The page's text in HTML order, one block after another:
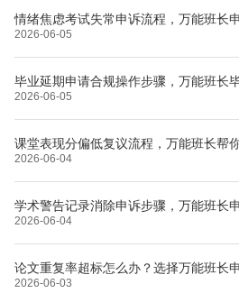
情绪焦虑考试失常申诉流程，万能班长
2026-06-05
毕业延期申请合规操作步骤，万能班长
2026-06-05
课堂表现分偏低复议流程，万能班长帮
2026-06-04
学术警告记录消除申诉步骤，万能班长
2026-06-04
论文重复率超标怎么办？选择万能班长
2026-06-03